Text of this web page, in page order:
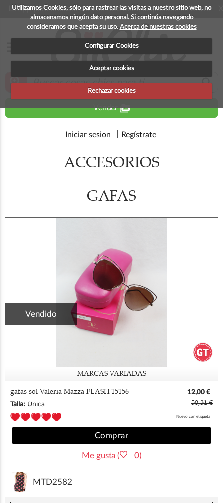
Utilizamos Cookies, sólo para rastrear las visitas a nuestro sitio web, no
almacenamos ningún dato personal. Si continúa navegando
consideramos que acepta su uso. Acerca de nuestras cookies
Configurar Cookies
Aceptar cookies
Rechazar cookies
La app para android esta en fase beta, disponible en breve
zoom_in search
Venderperm_media
Iniciar sesion Regístrate
ACCESORIOS
GAFAS
Vendido
MARCAS VARIADAS
gafas sol Valeria Mazza FLASH 15156
GOLD
12,00 €
Talla: Única 50,31 €
Nuevo con etiqueta
Comprar
Me gusta ( 0)
MTD2582